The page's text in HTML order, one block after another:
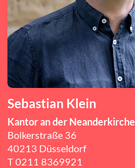
Sebastian Klein
Kantor an der Neanderkirche
Bolkerstraße 36
40213 Düsseldorf
T0211 8369921